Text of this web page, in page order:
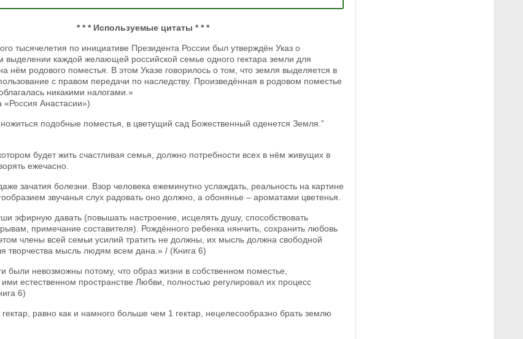
* * * Используемые цитаты * * *
тысячелетия по инициативе Президента России был утверждён Указ о
выделении каждой желающей российской семье одного гектара земли для
нём родового поместья. В этом Указе говорилось о том, что земля выделяется в
с правом передачи по наследству. Произведённая в родовом поместье
никакими налогами.»
«Россия Анастасии»)
подобные поместья, в цветущий сад Божественный оденется Земля.”
будет жить счастливая семья, должно потребности всех в нём живущих в
ежечасно.
зачатия болезни. Взор человека ежеминутно услаждать, реальность на картине
звучанья слух радовать оно должно, а обонянье – ароматами цветенья.
эфирную давать (повышать настроение, исцелять душу, способствовать
примечание составителя). Рождённого ребенка нянчить, сохранить любовь
члены всей семьи усилий тратить не должны, их мысль должна свободной
творчества мысль людям всем дана.» / (Книга 6)
были невозможны потому, что образ жизни в собственном поместье,
естественном пространстве Любви, полностью регулировал их процесс
6)
равно как и намного больше чем 1 гектар, нецелесообразно брать землю